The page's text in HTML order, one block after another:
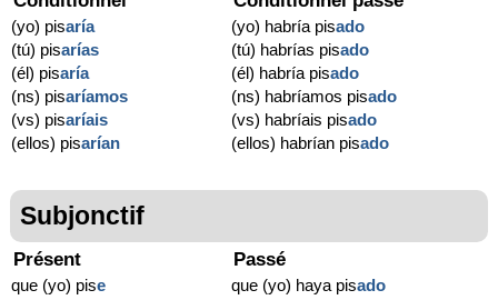
(yo) pisaría
(tú) pisarías
(él) pisaría
(ns) pisaríamos
(vs) pisaríais
(ellos) pisarían
(yo) habría pisado
(tú) habrías pisado
(él) habría pisado
(ns) habríamos pisado
(vs) habríais pisado
(ellos) habrían pisado
Subjonctif
Présent
que (yo) pise
Passé
que (yo) haya pisado